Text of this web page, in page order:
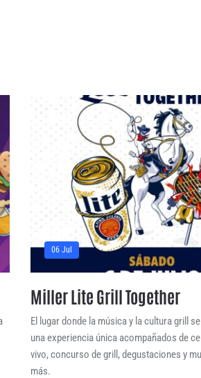
06 Jul
Miller Lite Grill Together
El lugar donde la música y la cultura grill
una experiencia única acompañados de
vivo, concurso de grill, degustaciones y
más.